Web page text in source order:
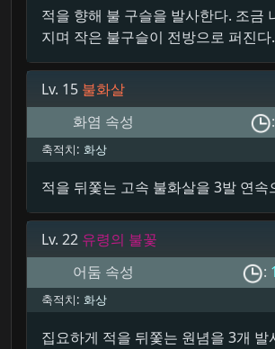
적을 향해 불 구슬을 발사한다. 조금
지며 작은 불구슬이 전방으로 퍼진다.
Lv. 15 불화살
화염 속성
:
축적치: 화상
적을 뒤쫓는 고속 불화살을 3발 연속
Lv. 22 유령의 불꽃
어둠 속성
:
축적치: 화상
집요하게 적을 뒤쫓는 원념을 3개 발